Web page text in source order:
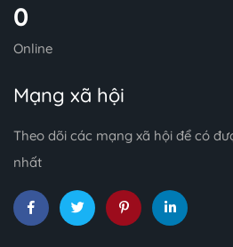
0
Online
Mạng xã hội
Theo dõi các mạng xã hội để có
nhất